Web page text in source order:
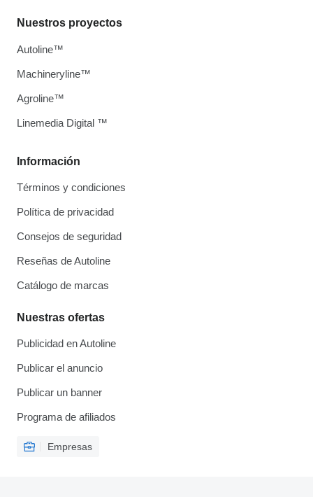
Información
Términos y condiciones
Política de privacidad
Consejos de seguridad
Reseñas de Autoline
Catálogo de marcas
Nuestras ofertas
Publicidad en Autoline
Publicar el anuncio
Publicar un banner
Programa de afiliados
Empresas
Nuestros proyectos
Autoline™
Machineryline™
Agroline™
Linemedia Digital ™